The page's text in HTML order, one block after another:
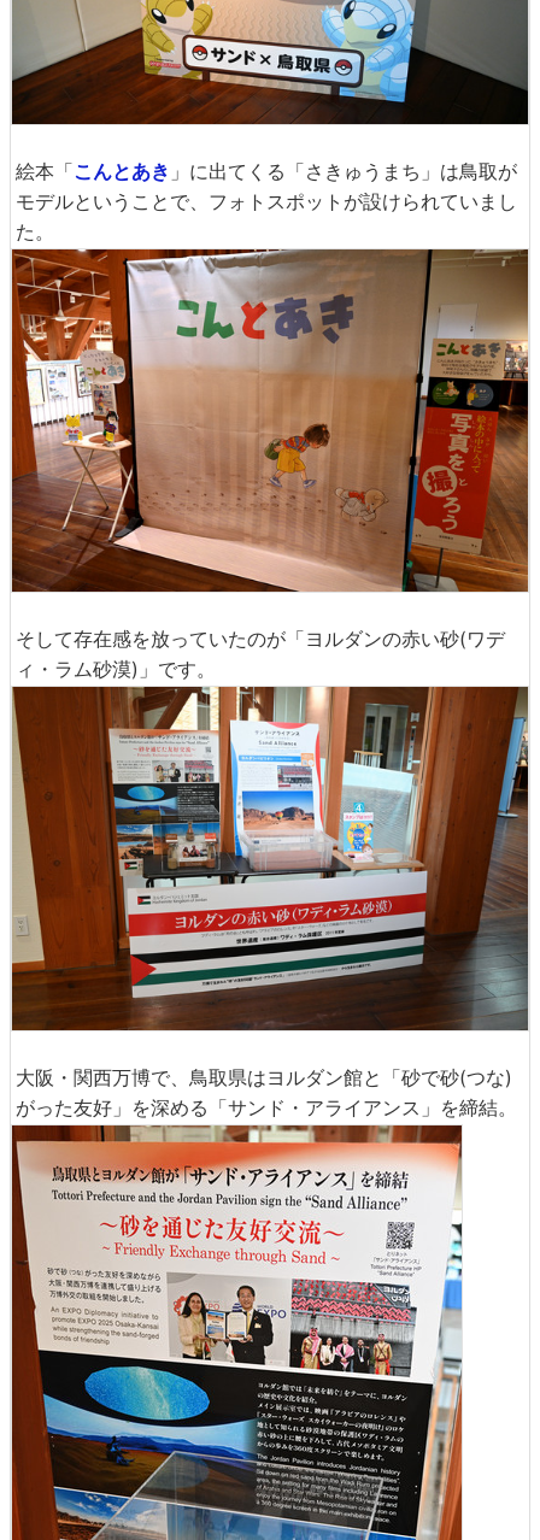
絵本「こんとあき 」に出てくる「さきゅうまち」は鳥取が
モデルということで、フォトスポットが設けられていまし
た。
そして存在感を放っていたのが「ヨルダンの赤い砂(ワデ
ィ・ラム砂漠)」です。
大阪・関西万博で、鳥取県はヨルダン館と「砂で砂(つな)
がった友好」を深める「サンド・アライアンス」を締結。